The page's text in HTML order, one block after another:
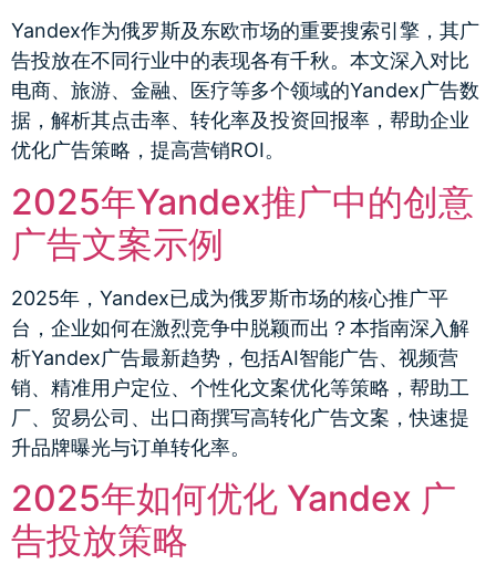
Yandex作为俄罗斯及东欧市场的重要搜索引擎，其广
告投放在不同行业中的表现各有千秋。本文深入对比
电商、旅游、金融、医疗等多个领域的Yandex广告数
据，解析其点击率、转化率及投资回报率，帮助企业
优化广告策略，提高营销ROI。
2025年Yandex推广中的创意
广告文案示例
2025年，Yandex已成为俄罗斯市场的核心推广平
台，企业如何在激烈竞争中脱颖而出？本指南深入解
析Yandex广告最新趋势，包括AI智能广告、视频营
销、精准用户定位、个性化文案优化等策略，帮助工
厂、贸易公司、出口商撰写高转化广告文案，快速提
升品牌曝光与订单转化率。
2025年如何优化 Yandex 广
告投放策略